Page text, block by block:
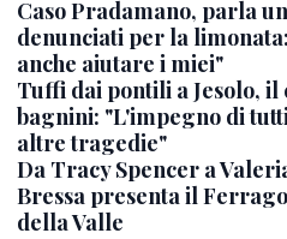
Caso Pradamano, parla
denunciati per la
anche aiutare i miei"
Tuffi dai pontili a Jesolo, il
bagnini: "L'impegno di
altre tragedie"
Da Tracy Spencer a
Bressa presenta il
della Valle